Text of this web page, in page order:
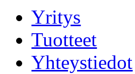
Yritys
Tuotteet
Yhteystiedot